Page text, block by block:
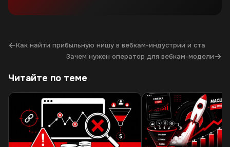
←Как найти прибыльную нишу в вебкам-индустрии и ста
Зачем нужен оператор для вебкам-модели→
Читайте по теме